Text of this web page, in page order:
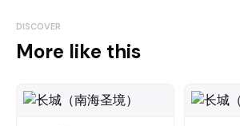
DISCOVER
More like this